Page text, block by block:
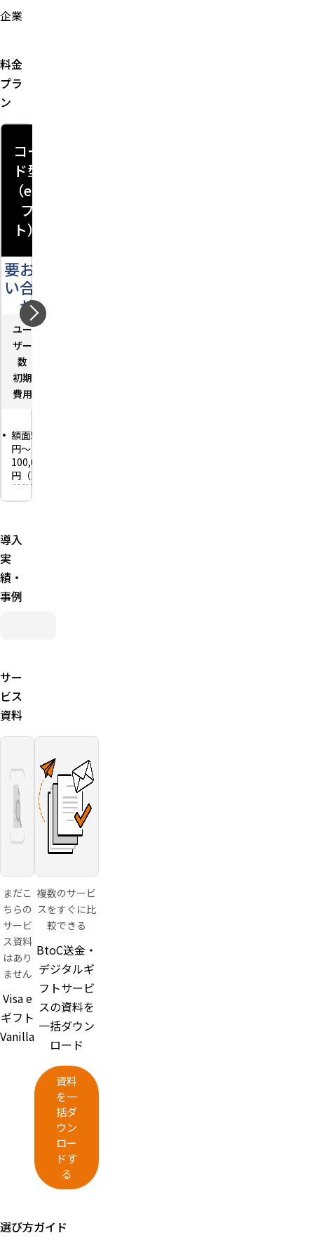
企業
料金
プラ
ン
コー
ド型
（eギ
フ
ト）
要お問
い合わ
せ
ユー
ザー
数
－
初期
費用
額面500
円〜
100,000
円（1円
単位）
有効期限
ら6ヶ月
未満
SNSでギ
フトコー
ドを送付
税）。無
ペーン実
施期間あ
後にCSV
ファイル
をメール
納品
導入
実
績・
事例
サー
ビス
資料
まだこ
ちらの
サービ
ス資料
はあり
ません
Visa e
ギフト
Vanilla
複数のサービ
スをすぐに比
較できる
BtoC送金・
デジタルギ
フトサービ
スの資料を
一括ダウン
ロード
資料
を一
括ダ
ウン
ロー
ドす
る
選び方ガイド